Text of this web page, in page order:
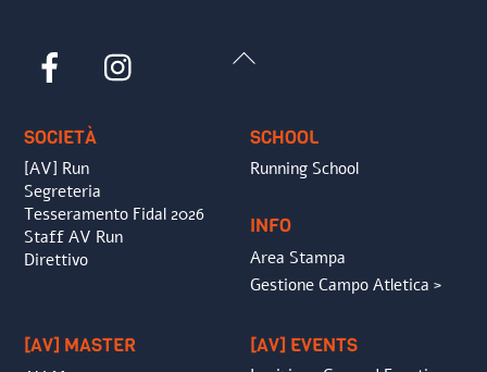
Back
Facebook
SOCIETÀ
[AV] Run
Segreteria
Tesseramento Fidal 2026
Staff AV Run
Direttivo
SCHOOL
Running School
INFO
Area Stampa
Gestione Campo Atletica >
[AV] MASTER [AV] EVENTS